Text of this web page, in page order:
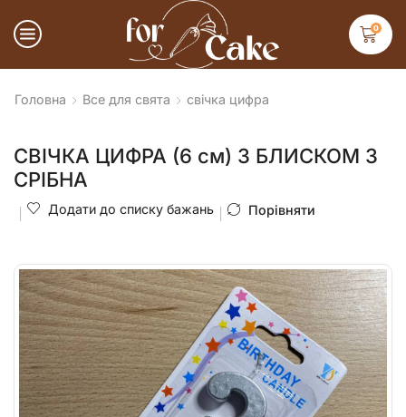
0
Головна Все для свята свічка цифра
СВІЧКА ЦИФРА (6 см) З БЛИСКОМ 3
СРІБНА
Додати до списку бажань Порівняти